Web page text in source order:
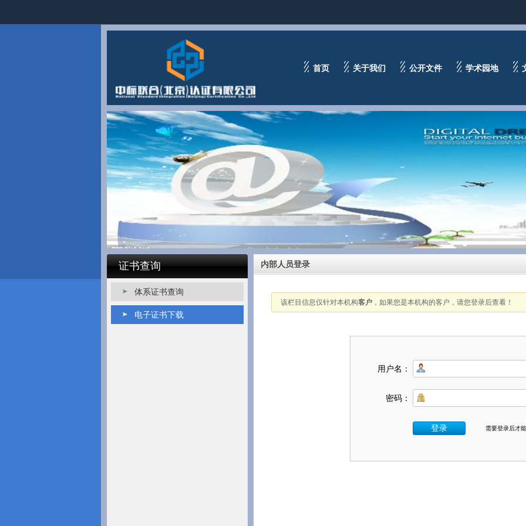
首页 关于我们 公开文件 学术园地
证书查询
体系证书查询
电子证书下载
内部人员登录
该栏目信息仅针对本机构客户 ，如果您是本机构的客户，请您登录后查看！
用户名：
密码：
需要登录后才